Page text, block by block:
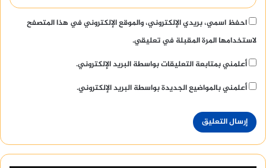
احفظ اسمي، بريدي الإلكتروني، والموقع الإلكتروني في هذا المتصفح
لاستخدامها المرة المقبلة في تعليقي.
أعلمني بمتابعة التعليقات بواسطة البريد الإلكتروني.
أعلمني بالمواضيع الجديدة بواسطة البريد الإلكتروني.